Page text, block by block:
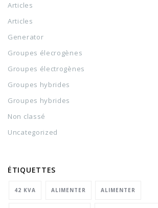
Articles
Articles
Generator
Groupes élecrogènes
Groupes électrogènes
Groupes hybrides
Groupes hybrides
Non classé
Uncategorized
ÉTIQUETTES
42 KVA ALIMENTER ALIMENTER